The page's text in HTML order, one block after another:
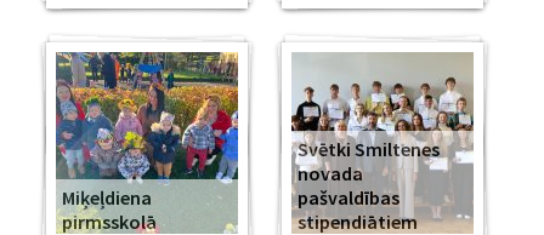
Miķeļdiena
pirmsskolā
Svētki Smiltenes
novada
pašvaldības
stipendiātiem